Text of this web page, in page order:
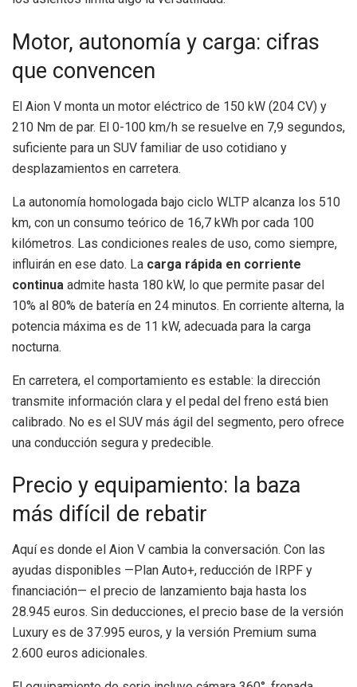
Motor, autonomía y carga: cifras
que convencen
El Aion V monta un motor eléctrico de 150 kW (204 CV) y
210 Nm de par. El 0-100 km/h se resuelve en 7,9 segundos,
suficiente para un SUV familiar de uso cotidiano y
desplazamientos en carretera.
La autonomía homologada bajo ciclo WLTP alcanza los 510
km, con un consumo teórico de 16,7 kWh por cada 100
kilómetros. Las condiciones reales de uso, como siempre,
influirán en ese dato. La carga rápida en corriente
continua admite hasta 180 kW, lo que permite pasar del
10% al 80% de batería en 24 minutos. En corriente alterna, la
potencia máxima es de 11 kW, adecuada para la carga
nocturna.
En carretera, el comportamiento es estable: la dirección
transmite información clara y el pedal del freno está bien
calibrado. No es el SUV más ágil del segmento, pero ofrece
una conducción segura y predecible.
Precio y equipamiento: la baza
más difícil de rebatir
Aquí es donde el Aion V cambia la conversación. Con las
ayudas disponibles —Plan Auto+, reducción de IRPF y
financiación— el precio de lanzamiento baja hasta los
28.945 euros. Sin deducciones, el precio base de la versión
Luxury es de 37.995 euros, y la versión Premium suma
2.600 euros adicionales.